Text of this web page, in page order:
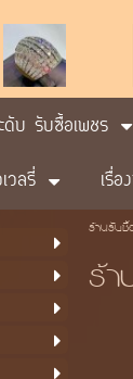
ดับ รับซื้อเพชร
วลรี่
เรื่
ร้านรับซื้
ร้